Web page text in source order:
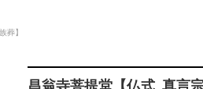
葬】
昌翁寺菩提堂【仏式_真言宗